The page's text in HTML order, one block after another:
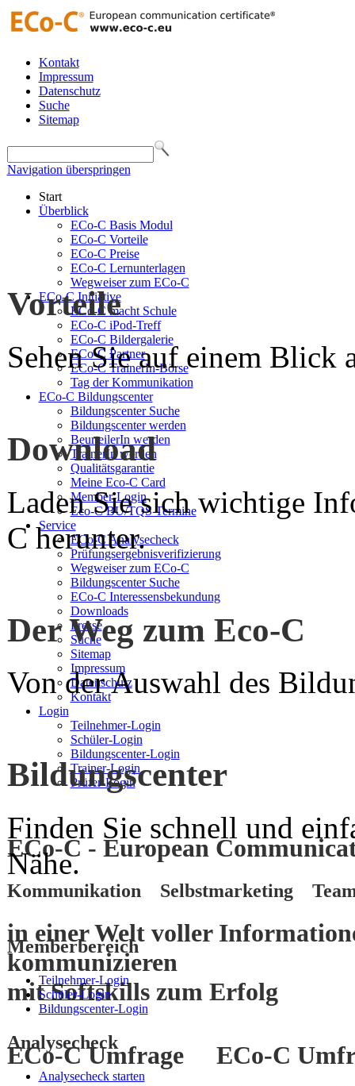
Kontakt
Impressum
Datenschutz
Suche
Sitemap
Navigation überspringen
Start
Überblick
ECo-C Basis Modul
ECo-C Vorteile
ECo-C Preise
ECo-C Lernunterlagen
Wegweiser zum ECo-C
ECo-C Initiative
ECo-C macht Schule
ECo-C iPod-Treff
ECo-C Bildergalerie
ECo-C Partner
ECo-C TrainerIn-Börse
Tag der Kommunikation
ECo-C Bildungscenter
Bildungscenter Suche
Bildungscenter werden
BeurteilerIn werden
TrainerIn werden
Qualitätsgarantie
Meine Eco-C Card
Member-Login
Eco-C BU/TQS Termine
Service
ECo-C Analysecheck
Prüfungsergebnisverifizierung
Wegweiser zum ECo-C
Bildungscenter Suche
ECo-C Interessensbekundung
Downloads
Presse
Suche
Sitemap
Impressum
Datenschutz
Kontakt
Login
Teilnehmer-Login
Schüler-Login
Bildungscenter-Login
Trainer-Login
Prüfer-Login
ECo-C - European
Kommunikation Selbstmarketing
in einer Welt voller
kommunizieren
mitSoftskillszum Erfolg
ECo-C Umfrage ECo-C
Vorteile
Sehen Sie auf einem Blick
Download
Laden Sie sich wichtige
C herunter.
Der Weg zum Eco-C
Von der Auswahl des
Bildungscenter
Finden Sie schnell und
Nähe.
Memberbereich
Teilnehmer-Login
Schüler-Login
Bildungscenter-Login
Analysecheck
Analysecheck starten